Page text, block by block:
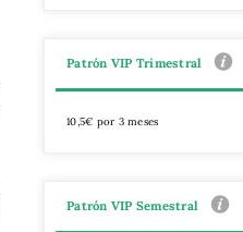
Patrón VIP Trimestral
10,5€ por 3 meses
Patrón VIP Semestral